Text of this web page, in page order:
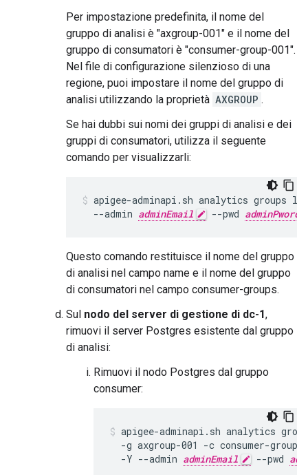
Per impostazione predefinita, il nome del
gruppo di analisi è "axgroup-001" e il nome del
gruppo di consumatori è "consumer-group-001".
Nel file di configurazione silenzioso di una
regione, puoi impostare il nome del gruppo di
analisi utilizzando la proprietà AXGROUP .
Se hai dubbi sui nomi dei gruppi di analisi e dei
gruppi di consumatori, utilizza il seguente
comando per visualizzarli:
apigee-adminapi.sh analytics groups
  --admin
adminEmail --pwd adminPword
Questo comando restituisce il nome del gruppo
di analisi nel campo name e il nome del gruppo
di consumatori nel campo consumer-groups.
Sul nodo del server di gestione di dc-1,
rimuovi il server Postgres esistente dal gruppo
di analisi:
Rimuovi il nodo Postgres dal gruppo
consumer:
apigee-adminapi.sh analytics
-g axgroup-001 -c consumer-
  -Y --admin
adminEmail --pwd